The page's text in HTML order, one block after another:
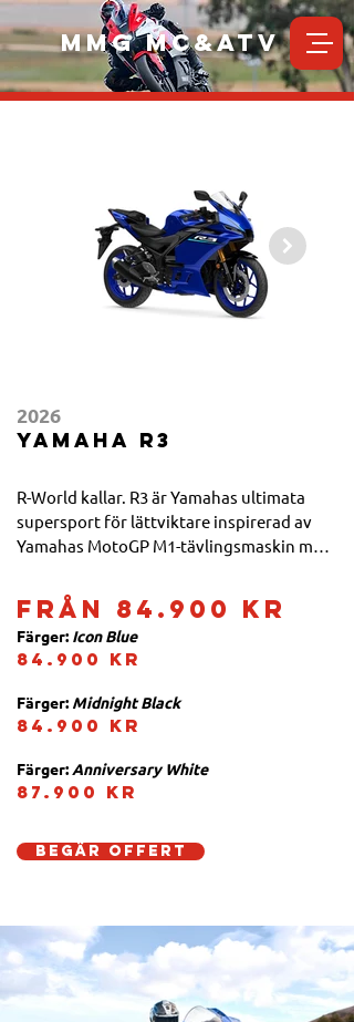
MMG MC&ATV
2026
Yamaha R3
R-World kallar. R3 är Yamahas ultimata
supersport för lättviktare inspirerad av
Yamahas MotoGP M1-tävlingsmaskin med
motor på 321 kubik för enastående
acceleration, och aerodynamiska
tävlingsinspirerade kåpor med vingar.
Från 84.900 kr
Färger: Icon Blue
84.900 kr
Färger: Midnight Black
84.900 kr
Färger: Anniversary White
87.900 kr
Begär offert